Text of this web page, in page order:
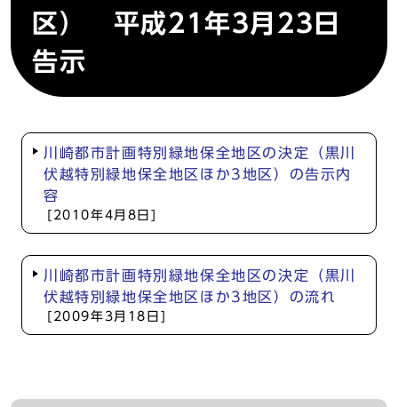
区） 平成21年3月23日
告示
川崎都市計画特別緑地保全地区の決定（黒川
伏越特別緑地保全地区ほか3地区）の告示内
容
[2010年4月8日]
川崎都市計画特別緑地保全地区の決定（黒川
伏越特別緑地保全地区ほか3地区）の流れ
[2009年3月18日]